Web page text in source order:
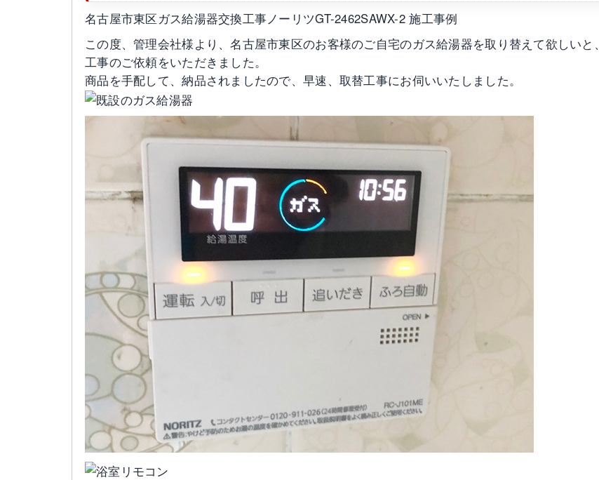
名古屋市東区ガス給湯器交換工事ノーリツGT-2462SAWX-2 施工事例
この度、管理会社様より、名古屋市東区のお客様のご自宅のガス給湯器を取り替えて欲しいと、
工事のご依頼をいただきました。
商品を手配して、納品されましたので、早速、取替工事にお伺いいたしました。